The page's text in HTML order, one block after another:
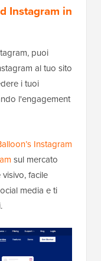
Instagram in
puoi
al tuo sito
i tuoi
l'engagement
Instagram
sul mercato
facile
media e ti